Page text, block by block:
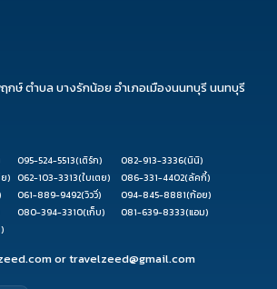
กษ์ ตำบล บางรักน้อย อำเภอเมืองนนทบุรี นนทบุรี
095-524-5513(เติร์ก) 082-913-3336(นินิ)
) 062-103-3313(ใบเตย) 086-331-4402(ลัคกี้)
061-889-9492(วิววี่) 094-845-8881(ก้อย)
080-394-3310(เก็บ) 081-639-8333(แอม)
ortravelzeed@gmail.com